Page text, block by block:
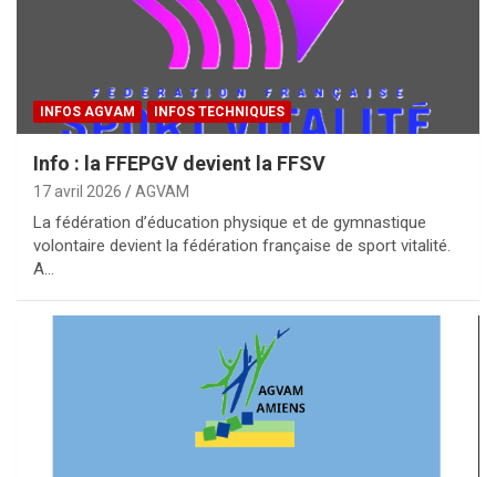
INFOS AGVAM INFOS TECHNIQUES
Info : la FFEPGV devient la FFSV
17 avril 2026 AGVAM
La fédération d’éducation physique et de gymnastique
volontaire devient la fédération française de sport vitalité.
A…